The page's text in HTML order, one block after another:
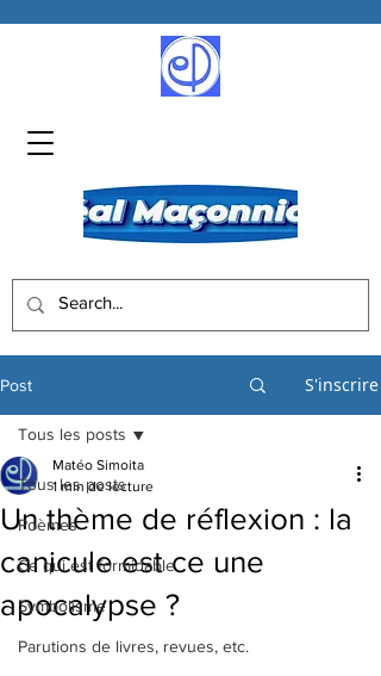
Post S'inscrire
Tous les posts
Poèmes
Ce qui est formidable
Symbolisme
Parutions de livres, revues, etc.
Tous les posts
Un thème de réflexion : la
canicule est ce une
apocalypse ?
Matéo Simoita
1 min de lecture